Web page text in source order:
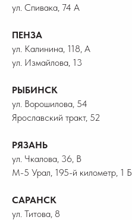
ул. Спивака, 74 А
ПЕНЗА
ул. Калинина, 118, А
ул. Измайлова, 13
РЫБИНСК
ул. Ворошилова, 54
Ярославский тракт, 52
РЯЗАНЬ
ул. Чкалова, 36, В
М-5 Урал, 195-й километр, 1 Б
САРАНСК
ул. Титова, 8